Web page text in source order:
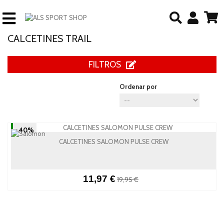
CALCETINES TRAIL
FILTROS
Ordenar por
-40%
CALCETINES SALOMON PULSE CREW
11,97 € 19,95 €